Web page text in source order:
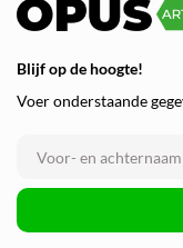
Blijf op de hoogte!
Voer onderstaande